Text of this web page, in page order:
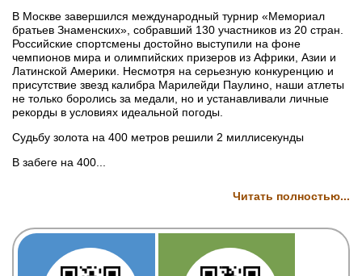
В Москве завершился международный турнир «Мемориал
братьев Знаменских», собравший 130 участников из 20 стран.
Российские спортсмены достойно выступили на фоне
чемпионов мира и олимпийских призеров из Африки, Азии и
Латинской Америки. Несмотря на серьезную конкуренцию и
присутствие звезд калибра Марилейди Паулино, наши атлеты
не только боролись за медали, но и устанавливали личные
рекорды в условиях идеальной погоды.
Судьбу золота на 400 метров решили 2 миллисекунды
В забеге на 400...
Читать полностью...